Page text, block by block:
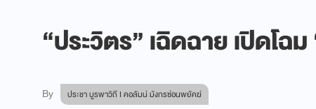
“ประวิตร” เฉิดฉาย เปิดโฉ
By ประชา บูรพาวิถี I คอลัมน์ มังกรซ่อนพยัคฆ์